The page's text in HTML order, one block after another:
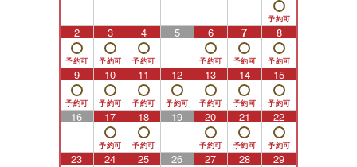
2 3 4 5 6 7 8
9 10 11 12 13 14 15
16 17 18 19 20 21 22
23 24 25 26 27 28 29